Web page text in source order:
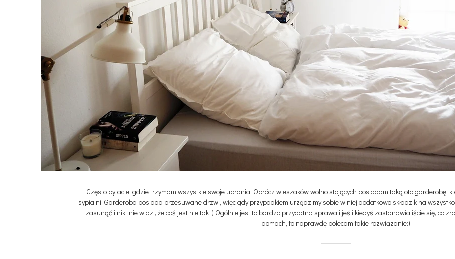
Często pytacie, gdzie trzymam wszystkie swoje ubrania. Oprócz wieszaków wolno stojących posiadam taką oto garderobę,
sypialni. Garderoba posiada przesuwane drzwi, więc gdy przypadkiem urządzimy sobie w niej dodatkowo składzik na
zasunąć i nikt nie widzi, że coś jest nie tak :) Ogólnie jest to bardzo przydatna sprawa i jeśli kiedyś zastanawialiście się, co
domach, to naprawdę polecam takie rozwiązanie:)